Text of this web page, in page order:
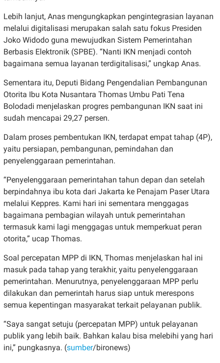
Lebih lanjut, Anas mengungkapkan pengintegrasian layanan
melalui digitalisasi merupakan salah satu fokus Presiden
Joko Widodo guna mewujudkan Sistem Pemerintahan
Berbasis Elektronik (SPBE). “Nanti IKN menjadi contoh
bagaimana semua layanan terdigitalisasi,” ungkap Anas.
Sementara itu, Deputi Bidang Pengendalian Pembangunan
Otorita Ibu Kota Nusantara Thomas Umbu Pati Tena
Bolodadi menjelaskan progres pembangunan IKN saat ini
sudah mencapai 29,27 persen.
Dalam proses pembentukan IKN, terdapat empat tahap (4P),
yaitu persiapan, pembangunan, pemindahan dan
penyelenggaraan pemerintahan.
“Penyelenggaraan pemerintahan tahun depan dan setelah
berpindahnya ibu kota dari Jakarta ke Penajam Paser Utara
melalui Keppres. Kami hari ini sementara menggagas
bagaimana pembagian wilayah untuk pemerintahan
termasuk kami lagi menggagas untuk memperkuat peran
otorita,” ucap Thomas.
Soal percepatan MPP di IKN, Thomas menjelaskan hal ini
masuk pada tahap yang terakhir, yaitu penyelenggaraan
pemerintahan. Menurutnya, penyelenggaraan MPP perlu
dilakukan dan pemerintah harus siap untuk merespons
semua kepentingan masyarakat terkait pelayanan publik.
“Saya sangat setuju (percepatan MPP) untuk pelayanan
publik yang lebih baik. Bahkan kalau bisa melebihi yang hari
ini,” pungkasnya. (sumber/bironews)